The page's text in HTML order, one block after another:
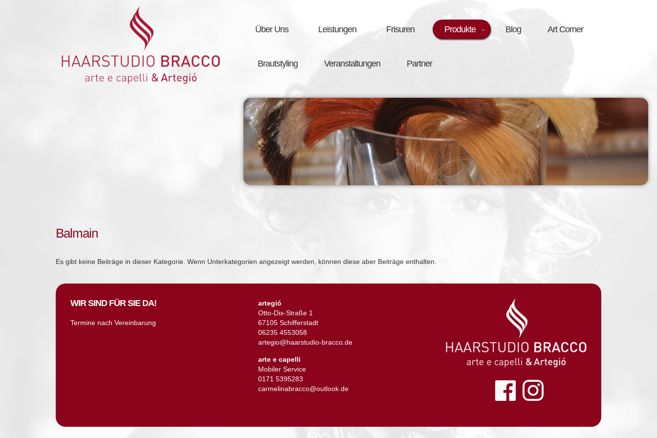
Über Uns Leistungen Frisuren Produkte Blog Art Corner
Brautstyling Veranstaltungen Partner
Balmain
Es gibt keine Beiträge in dieser Kategorie. Wenn Unterkategorien angezeigt werden, können diese aber Beiträge enthalten.
WIR SIND FÜR SIE DA!
Termine nach Vereinbarung
artegió
Otto-Dix-Straße 1
67105 Schifferstadt
06235 4553058
artegio@haarstudio-bracco.de
arte e capelli
Mobiler Service
0171 5395283
carmelinabracco@outlook.de